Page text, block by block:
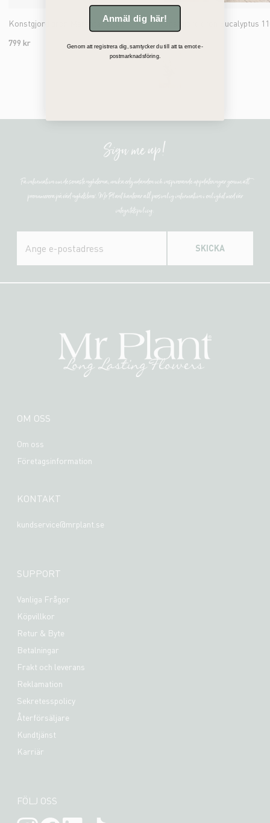
Konstgjord grön Maranta 104cm
799 kr
1 599 kr
Sign me up!
Få information om de senaste nyheterna, unika erbjudanden och inspirerande uppdateringar genom att
prenumerera på vårt nyhetsbrev. Mr Plant hanterar all personlig information i enlighet med vår
integritetspolicy.
SKICKA
OM OSS
Om oss
Företagsinformation
KONTAKT
kundservice@mrplant.se
SUPPORT
Vanliga Frågor
Köpvillkor
Retur & Byte
Betalningar
Frakt och leverans
Reklamation
Sekretesspolicy
Återförsäljare
Kundtjänst
Karriär
FÖLJ OSS
Anmäl dig här!
Genom att registrera dig, samtycker du till att ta emot e-
postmarknadsföring.